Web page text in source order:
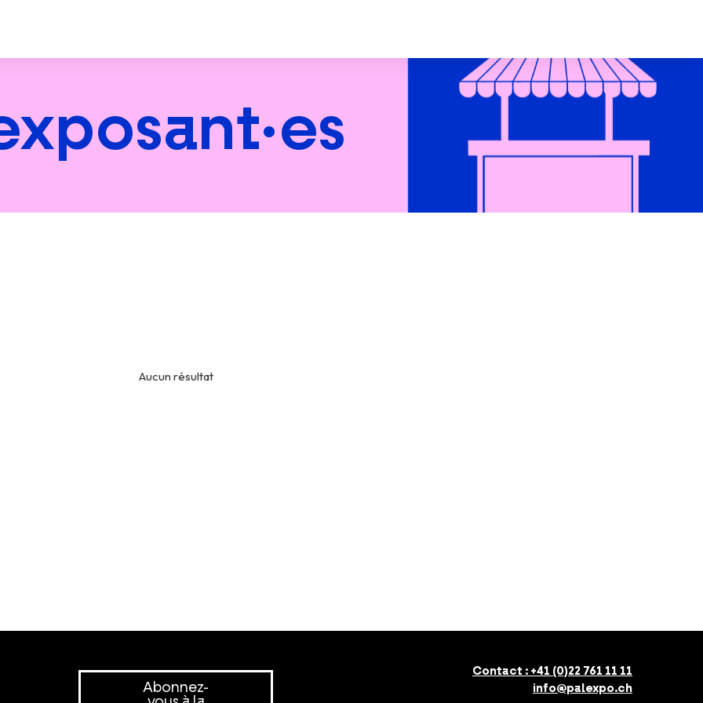
Aucun résultat
Abonnez-
Contact : +41 (0)22 761 11 11
info@palexpo.ch